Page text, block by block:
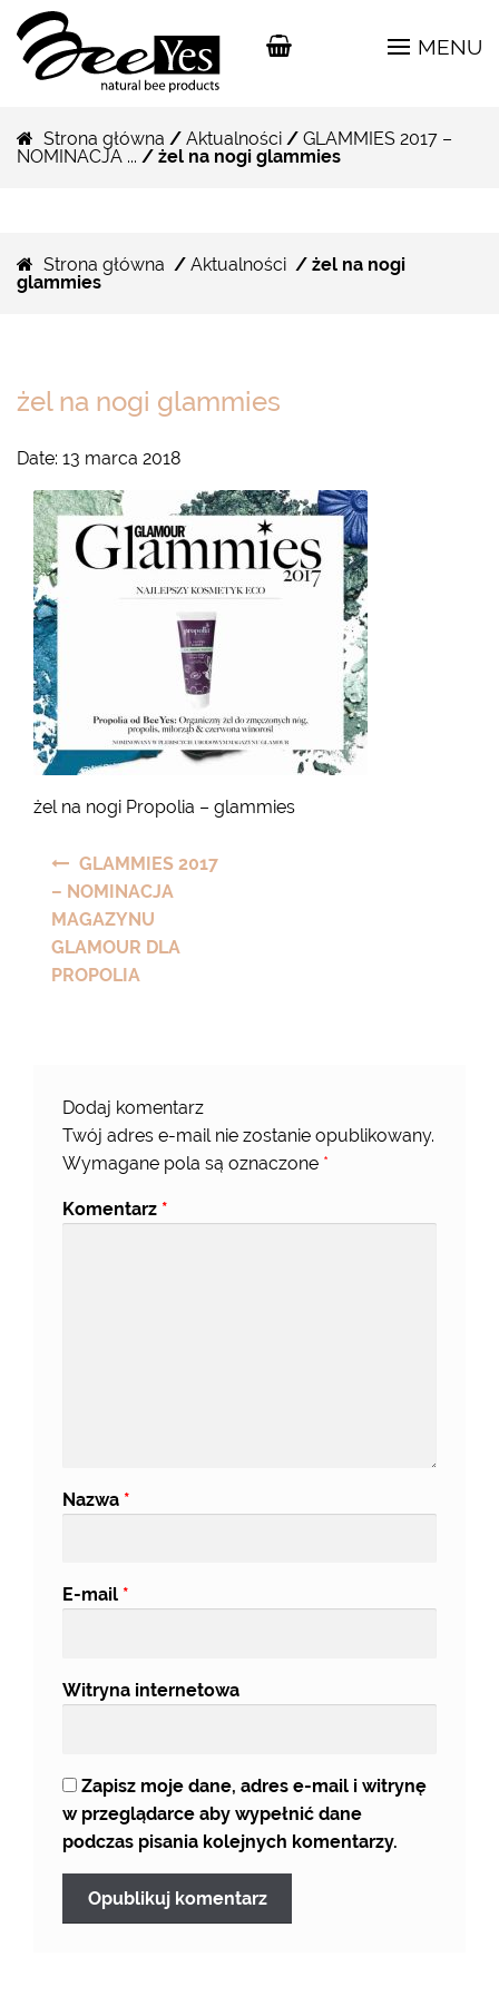
MENU
Strona główna / Aktualności/ GLAMMIES 2017 –
NOMINACJA ... / żel na nogi glammies
Strona główna / Aktualności/ żel na nogi
glammies
żel na nogi glammies
Date: 13 marca 2018
żel na nogi Propolia – glammies
Nawigacja
wpisu
GLAMMIES 2017
– NOMINACJA
MAGAZYNU
GLAMOUR DLA
PROPOLIA
Dodaj komentarz
Twój adres e-mail nie zostanie opublikowany.
Wymagane pola są oznaczone *
Komentarz *
Nazwa *
E-mail *
Witryna internetowa
Zapisz moje dane, adres e-mail i witrynę
w przeglądarce aby wypełnić dane
podczas pisania kolejnych komentarzy.